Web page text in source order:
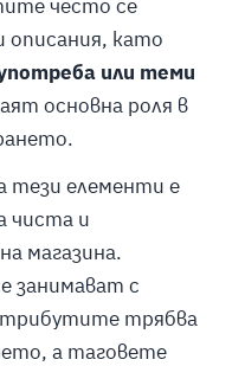
често се
описания, като
или теми
основна роля в
тези елементи е
чиста и
магазина.
занимават с
трябва
а таговете